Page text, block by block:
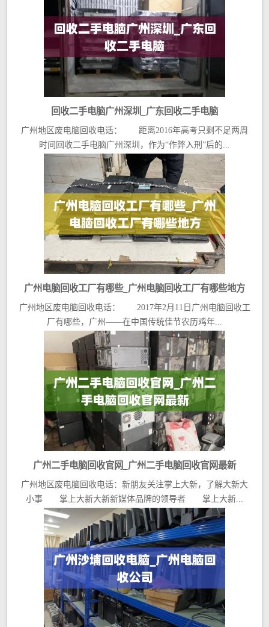
回收二手电脑广州深圳_广东回收二手电脑
广州地区废电脑回收电话： 距离2016年高考只剩不足两周
时间回收二手电脑广州深圳，作为“作弊入刑”后的...
广州电脑回收工厂有哪些_广州电脑回收工厂有哪些地方
广州地区废电脑回收电话： 2017年2月11日广州电脑回收工
厂有哪些，广州——在中国传统佳节农历鸡年...
广州二手电脑回收官网_广州二手电脑回收官网最新
广州地区废电脑回收电话：新朋友关注掌上大新，了解大新大
小事 掌上大新大新新媒体品牌的领导者 掌上大新...